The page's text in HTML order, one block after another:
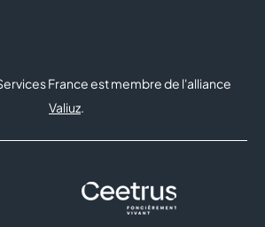
France est membre de l'alliance
Valiuz.